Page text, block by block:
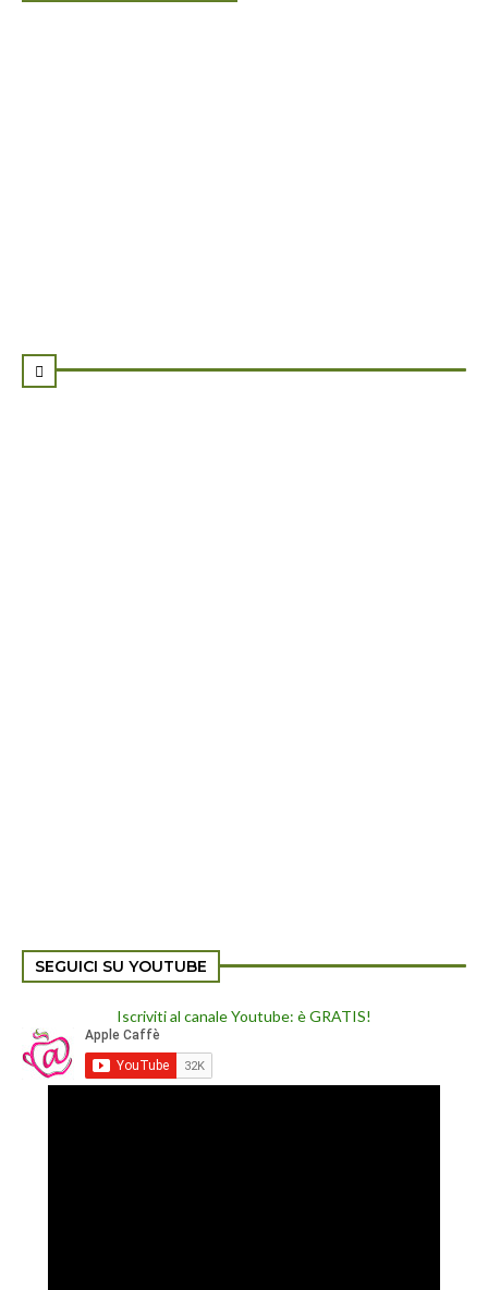

SEGUICI SU YOUTUBE
Iscriviti al canale Youtube: è GRATIS!